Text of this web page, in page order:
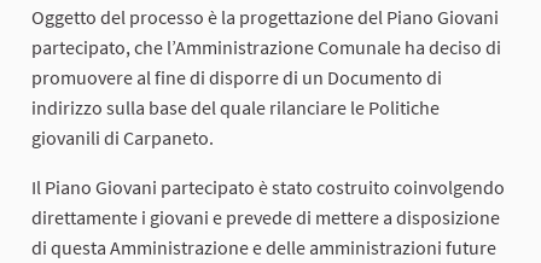
Oggetto del processo è la progettazione del Piano Giovani
partecipato, che l’Amministrazione Comunale ha deciso di
promuovere al fine di disporre di un Documento di
indirizzo sulla base del quale rilanciare le Politiche
giovanili di Carpaneto.
Il Piano Giovani partecipato è stato costruito coinvolgendo
direttamente i giovani e prevede di mettere a disposizione
di questa Amministrazione e delle amministrazioni future